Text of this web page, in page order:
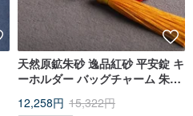
天然原鉱朱砂 逸品紅砂 平安錠 キ
ーホルダー バッグチャーム 朱砂
12,258円 15,322円